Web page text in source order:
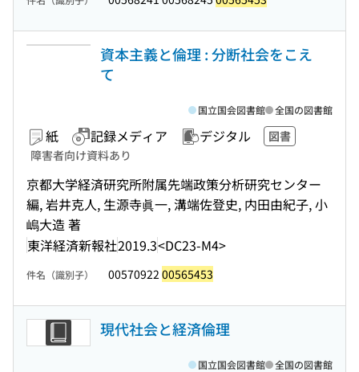
資本主義と倫理 : 分断社会をこえ
て
紙 記録メディア デジタル
図書
障害者向け資料あり
京都大学経済研究所附属先端政策分析研究センター
編, 岩井克人, 生源寺眞一, 溝端佐登史, 内田由紀子, 小
嶋大造 著
東洋経済新報社2019.3<DC23-M4>
国立国会図書館 全国の図書館
件名（識別子） 00570922 00565453
現代社会と経済倫理
国立国会図書館 全国の図書館